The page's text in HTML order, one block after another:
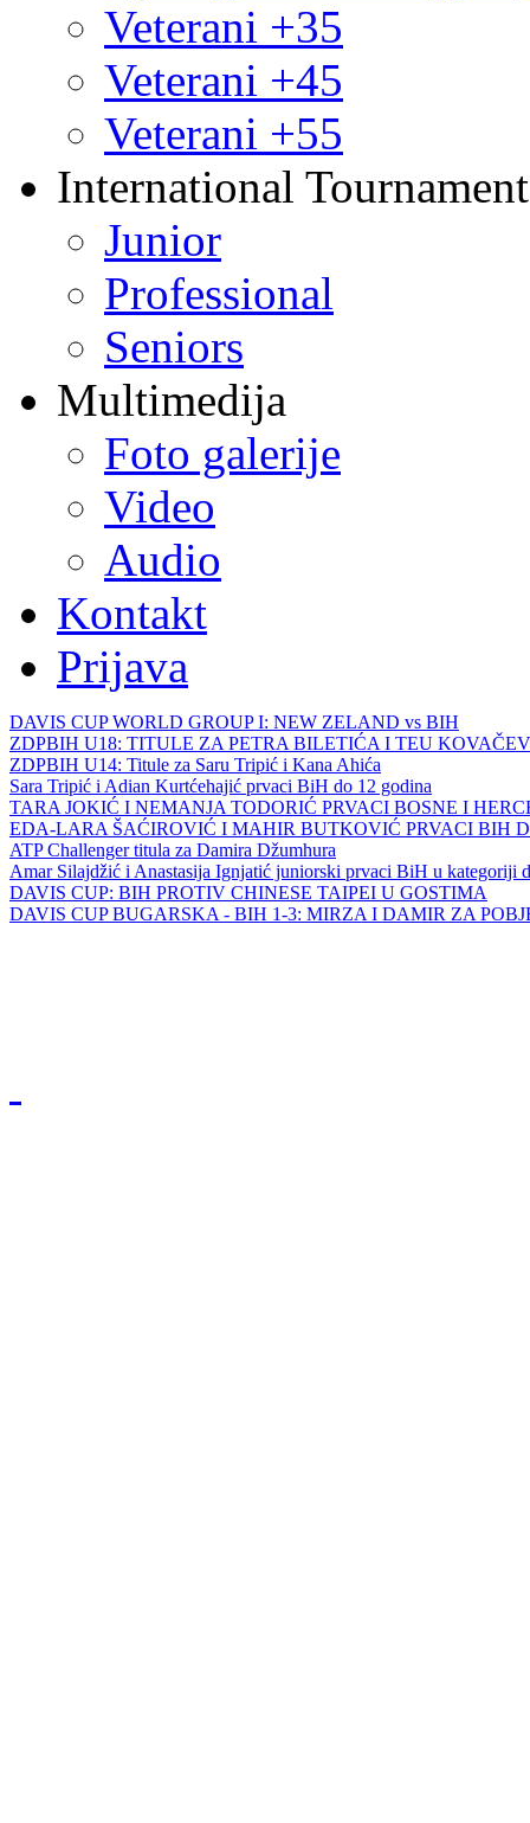
Veterani +35
Veterani +45
Veterani +55
International
Junior
Professional
Seniors
Multimedija
Foto galerije
Video
Audio
Kontakt
Prijava
DAVIS CUP WORLD GROUP I: NEW ZELAND vs BIH
ZDPBIH U18: TITULE ZA PETRA BILETIĆA I TEU
ZDPBIH U14: Titule za Saru Tripić i Kana Ahića
Sara Tripić i Adian Kurtćehajić prvaci BiH do 12 godina
TARA JOKIĆ I NEMANJA TODORIĆ PRVACI BOSNE I
EDA-LARA ŠAĆIROVIĆ I MAHIR BUTKOVIĆ PRVACI BIH
ATP Challenger titula za Damira Džumhura
Amar Silajdžić i Anastasija Ignjatić juniorski prvaci BiH u kategoriji
DAVIS CUP: BIH PROTIV CHINESE TAIPEI U GOSTIMA
DAVIS CUP BUGARSKA - BIH 1-3: MIRZA I DAMIR ZA